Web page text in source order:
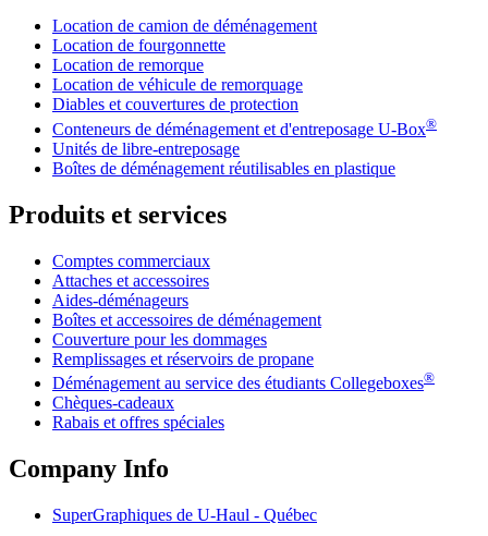
Location de camion de déménagement
Location de fourgonnette
Location de remorque
Location de véhicule de remorquage
Diables et couvertures de protection
Conteneurs de déménagement et d'entreposage U-Box®
Unités de libre-entreposage
Boîtes de déménagement réutilisables en plastique
Produits et services
Comptes commerciaux
Attaches et accessoires
Aides-déménageurs
Boîtes et accessoires de déménagement
Couverture pour les dommages
Remplissages et réservoirs de propane
Déménagement au service des étudiants Collegeboxes®
Chèques-cadeaux
Rabais et offres spéciales
Company Info
SuperGraphiques de U-Haul - Québec